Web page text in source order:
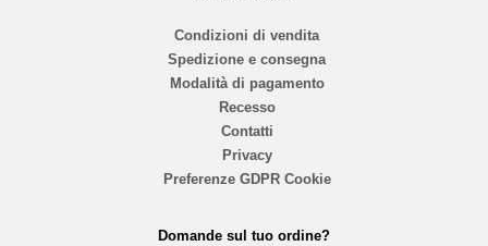
Condizioni di vendita
Spedizione e consegna
Modalità di pagamento
Recesso
Contatti
Privacy
Preferenze GDPR Cookie
Domande sul tuo ordine?